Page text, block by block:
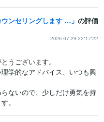
経験者が夫婦関係・離婚の心理カウンセリングします 修復？離婚？再婚？人生の岐路に悩むあなたをサポートします の評価
2026-07-29 22:17:22
うございます。
学的なアドバイス、いつも興
ないので、少しだけ勇気を持
。